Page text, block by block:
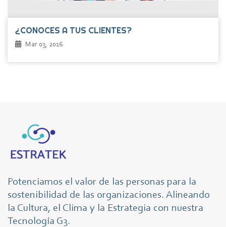
¿CONOCES A TUS CLIENTES?
Mar 03, 2016
Potenciamos el valor de las personas para la
sostenibilidad de las organizaciones. Alineando
la Cultura, el Clima y la Estrategia con nuestra
Tecnología G3.